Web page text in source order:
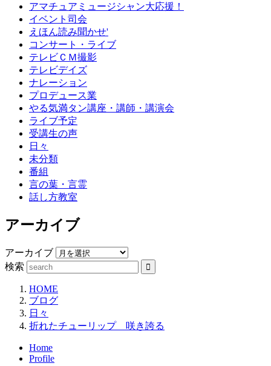
アマチュアミュージシャン大応援！
イベント司会
えほん読み聞かせ'
コンサート・ライブ
テレビＣＭ撮影
テレビデイズ
ナレーション
プロデュース業
やる気満タン講座・講師・講演会
ライブ予定
受講生の声
日々
未分類
番組
言の葉・言霊
話し方教室
アーカイブ
アーカイブ
検索
HOME
ブログ
日々
折れたチューリップ 咲き誇る
Home
Profile